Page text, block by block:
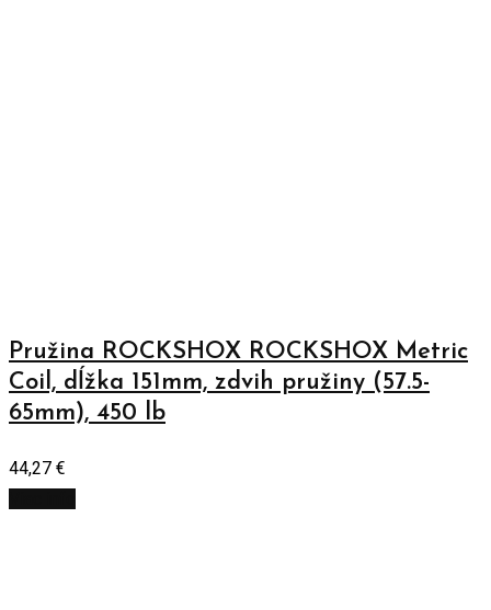
Pružina ROCKSHOX ROCKSHOX Metric
Coil, dĺžka 151mm, zdvih pružiny (57.5-
65mm), 450 lb
44,27 €